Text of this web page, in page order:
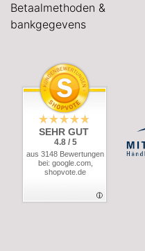
Betaalmethoden &
bankgegevens
SEHR GUT
4.8 / 5
aus 3148 Bewertungen
bei: google.com,
shopvote.de